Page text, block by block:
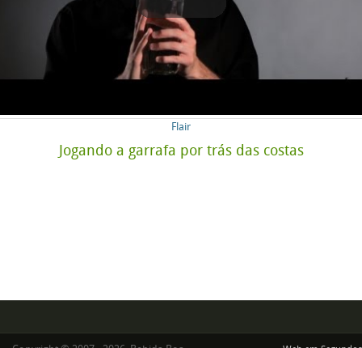
Flair
Jogando a garrafa por trás das costas